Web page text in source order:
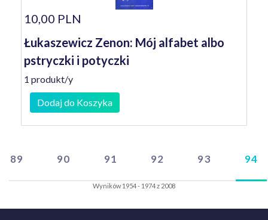
10,00 PLN
Łukaszewicz Zenon: Mój alfabet albo
pstryczki i potyczki
1 produkt/y
Dodaj do Koszyka
89 90 91 92 93 94
Wyników 1954 - 1974 z 2008